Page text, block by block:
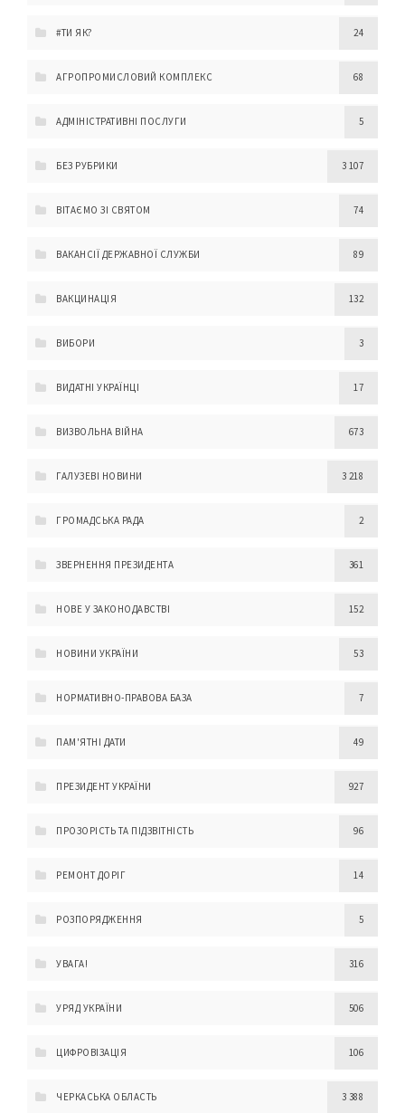
#ТИ ЯК? 24
АГРОПРОМИСЛОВИЙ КОМПЛЕКС 68
АДМІНІСТРАТИВНІ ПОСЛУГИ 5
БЕЗ РУБРИКИ 3 107
ВІТАЄМО ЗІ СВЯТОМ 74
ВАКАНСІЇ ДЕРЖАВНОЇ СЛУЖБИ 89
ВАКЦИНАЦІЯ 132
ВИБОРИ 3
ВИДАТНІ УКРАЇНЦІ 17
ВИЗВОЛЬНА ВІЙНА 673
ГАЛУЗЕВІ НОВИНИ 3 218
ГРОМАДСЬКА РАДА 2
ЗВЕРНЕННЯ ПРЕЗИДЕНТА 361
НОВЕ У ЗАКОНОДАВСТВІ 152
НОВИНИ УКРАЇНИ 53
НОРМАТИВНО-ПРАВОВА БАЗА 7
ПАМ'ЯТНІ ДАТИ 49
ПРЕЗИДЕНТ УКРАЇНИ 927
ПРОЗОРІСТЬ ТА ПІДЗВІТНІСТЬ 96
РЕМОНТ ДОРІГ 14
РОЗПОРЯДЖЕННЯ 5
УВАГА! 316
УРЯД УКРАЇНИ 506
ЦИФРОВІЗАЦІЯ 106
ЧЕРКАСЬКА ОБЛАСТЬ 3 388